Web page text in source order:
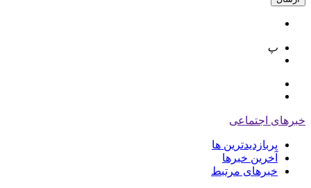
پ
خبرهای اجتماعی
پربازدیدترین ها
آخرین خبرها
خبرهای مرتبط